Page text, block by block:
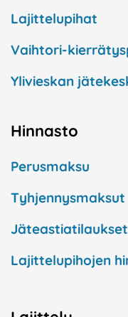
Lajittelupihat
Vaihtori-
Ylivieskan
Hinnasto
Perusmaksu
Tyhjennysmaksut
Jäteastiatilaukset
Lajittelupihojen